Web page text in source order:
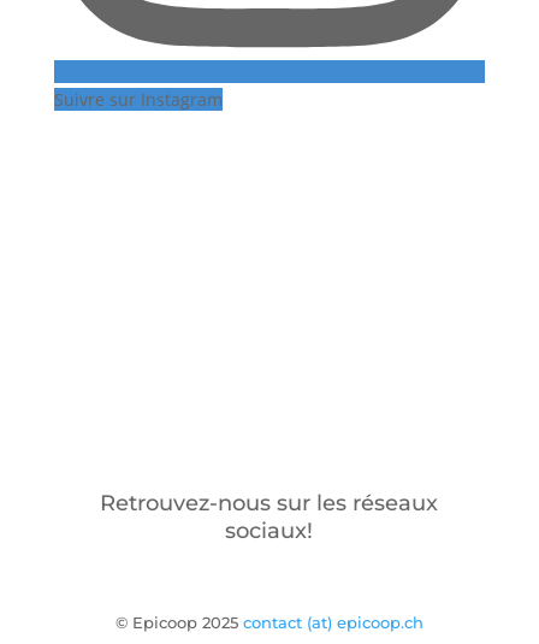
Suivre sur Instagram
Retrouvez-nous sur les réseaux
sociaux!
© Epicoop 2025 contact (at) epicoop.ch